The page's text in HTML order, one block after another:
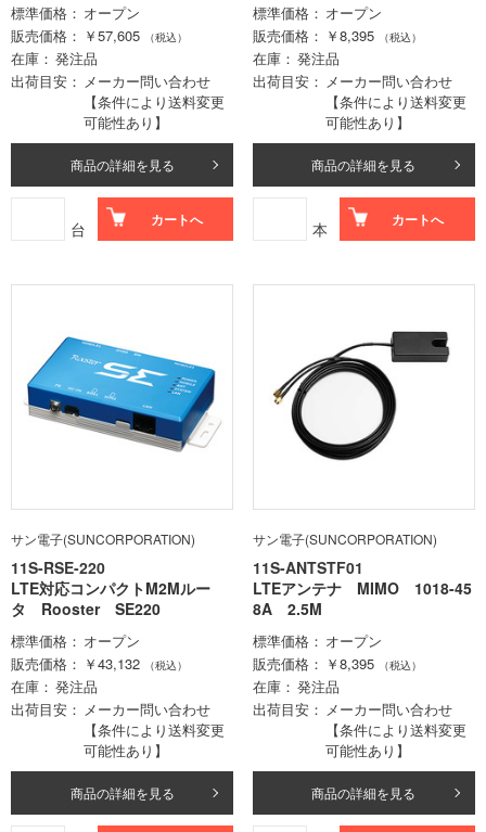
標準価格
オープン
販売価格
￥57,605 （税込）
在庫
発注品
出荷目安
メーカー問い合わせ
【条件により送料変更
可能性あり】
商品の詳細を見る
台 カートへ
標準価格
オープン
販売価格
￥8,395 （税込）
在庫
発注品
出荷目安
メーカー問い合わせ
【条件により送料変更
可能性あり】
商品の詳細を見る
本 カートへ
サン電子(SUNCORPORATION)
11S-RSE-220
LTE対応コンパクトM2Mルー
タ Rooster SE220
標準価格
オープン
販売価格
￥43,132 （税込）
在庫
発注品
出荷目安
メーカー問い合わせ
【条件により送料変更
可能性あり】
商品の詳細を見る
サン電子(SUNCORPORATION)
11S-ANTSTF01
LTEアンテナ MIMO 1018-45
8A 2.5M
標準価格
オープン
販売価格
￥8,395 （税込）
在庫
発注品
出荷目安
メーカー問い合わせ
【条件により送料変更
可能性あり】
商品の詳細を見る